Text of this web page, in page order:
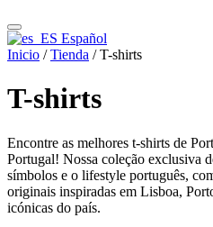
Español
Inicio /Tienda / T-shirts
T-shirts
Encontre as melhores t-shirts de
Portugal! Nossa coleção exclusiva
símbolos e o lifestyle português,
originais inspiradas em Lisboa,
icónicas do país.